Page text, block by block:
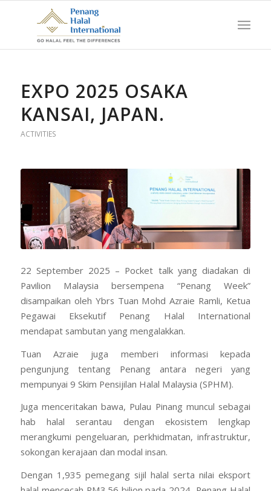
EXPO 2025 OSAKA
KANSAI, JAPAN.
ACTIVITIES
22 September 2025 – Pocket talk yang diadakan di
Pavilion Malaysia bersempena “Penang Week”
disampaikan oleh Ybrs Tuan Mohd Azraie Ramli, Ketua
Pegawai Eksekutif Penang Halal International
mendapat sambutan yang mengalakkan.
Tuan Azraie juga memberi informasi kepada
pengunjung tentang Penang antara negeri yang
mempunyai 9 Skim Pensijilan Halal Malaysia (SPHM).
Juga menceritakan bawa, Pulau Pinang muncul sebagai
hab halal serantau dengan ekosistem lengkap
merangkumi pengeluaran, perkhidmatan, infrastruktur,
sokongan kerajaan dan modal insan.
Dengan 1,935 pemegang sijil halal serta nilai eksport